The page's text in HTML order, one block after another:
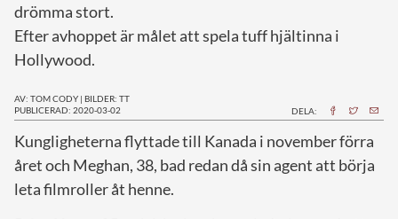
drömma stort.
Efter avhoppet är målet att spela tuff hjältinna i
Hollywood.
AV: TOM CODY | BILDER: TT
PUBLICERAD: 2020-03-02
DELA:
Kungligheterna flyttade till Kanada i november förra
året och Meghan, 38, bad redan då sin agent att börja
leta filmroller åt henne.